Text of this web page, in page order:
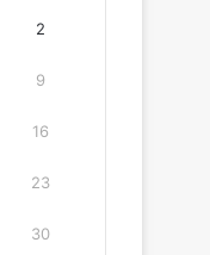
2
9
16
23
30